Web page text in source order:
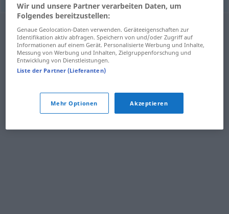
Wir und unsere Partner verarbeiten Daten, um
Folgendes bereitzustellen:
Genaue Geolocation-Daten verwenden. Geräteeigenschaften zur
Identifikation aktiv abfragen. Speichern von und/oder Zugriff auf
Informationen auf einem Gerät. Personalisierte Werbung und Inhalte,
Messung von Werbung und Inhalten, Zielgruppenforschung und
Entwicklung von Dienstleistungen.
Liste der Partner (Lieferanten)
Mehr Optionen Akzeptieren